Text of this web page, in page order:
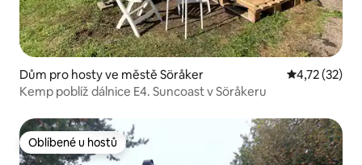
Dům pro hosty ve městě Söråker Průměrné
4,72 (32)
Kemp poblíž dálnice E4. Suncoast v Söråkeru
Oblíbené u hostů
Oblíbené u hostů